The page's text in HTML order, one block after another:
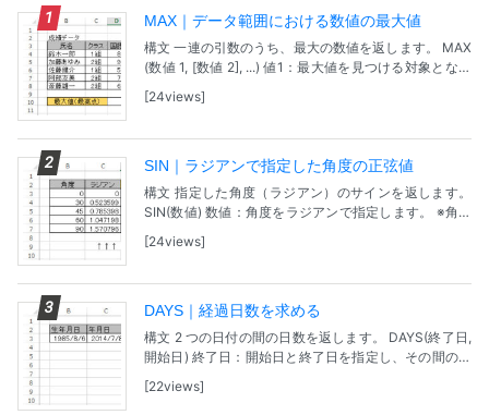
MAX｜データ範囲における数値の最大値
構文 一連の引数のうち、最大の数値を返します。 MAX
(数値 1, [数値 2], ...) 値1：最大値を見つける対象となる
最初の値または範囲です。 [値2], ...： 最大値を見つける
対象となる...
24views
SIN｜ラジアンで指定した角度の正弦値
構文 指定した角度（ラジアン）のサインを返します。
SIN(数値) 数値：角度をラジアンで指定します。 ※角度
が度で表されている場合は、角度に PI()/180 を掛ける
か、または RADIANS 関...
24views
DAYS｜経過日数を求める
構文 2 つの日付の間の日数を返します。 DAYS(終了日,
開始日) 終了日：開始日と終了日を指定し、その間の日
数を求めます。 開始日：開始日と終了日を指定し、そ
の間の日数を求めます。 問題 【サン...
22views